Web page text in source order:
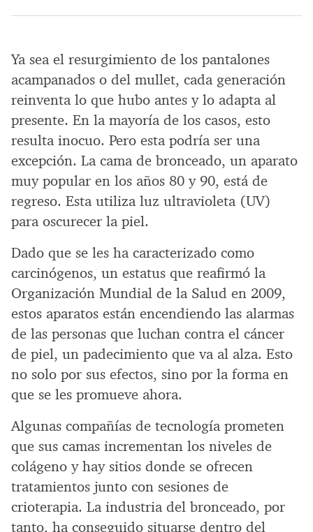
Ya sea el resurgimiento de los pantalones
acampanados o del mullet, cada generación
reinventa lo que hubo antes y lo adapta al
presente. En la mayoría de los casos, esto
resulta inocuo. Pero esta podría ser una
excepción. La cama de bronceado, un aparato
muy popular en los años 80 y 90, está de
regreso. Esta utiliza luz ultravioleta (UV)
para oscurecer la piel.
Dado que se les ha caracterizado como
carcinógenos, un estatus que reafirmó la
Organización Mundial de la Salud en 2009,
estos aparatos están encendiendo las alarmas
de las personas que luchan contra el cáncer
de piel, un padecimiento que va al alza. Esto
no solo por sus efectos, sino por la forma en
que se les promueve ahora.
Algunas compañías de tecnología prometen
que sus camas incrementan los niveles de
colágeno y hay sitios donde se ofrecen
tratamientos junto con sesiones de
crioterapia. La industria del bronceado, por
tanto, ha conseguido situarse dentro del